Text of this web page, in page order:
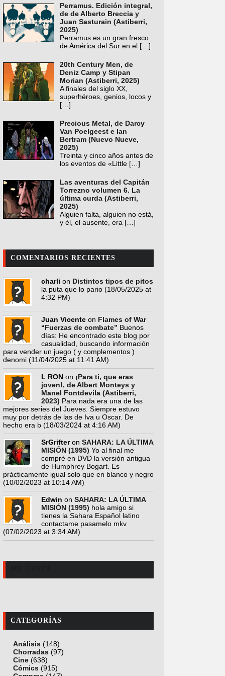
Perramus. Edición integral,
de de Alberto Breccia y
Juan Sasturain (Astiberri,
2025)
Perramus es un gran fresco
de América del Sur en el […]
20th Century Men, de
Deniz Camp y Stipan
Morian (Astiberri, 2025)
A finales del siglo XX,
superhéroes, genios, locos y
[…]
Precious Metal, de Darcy
Van Poelgeest e Ian
Bertram (Nuevo Nueve,
2025)
Treinta y cinco años antes de
los eventos de «Little […]
Las aventuras del Capitán
Torrezno volumen 6. La
última curda (Astiberri,
2025)
Alguien falta, alguien no está,
y él, el ausente, era […]
COMENTARIOS RECIENTES
charli on Distintos tipos de pitos
la puta que lo pario (18/05/2025 at
4:32 PM)
Juan Vicente on Flames of War
“Fuerzas de combate” Buenos
días: He encontrado este blog por
casualidad, buscando información
para vender un juego ( y complementos )
denomi (11/04/2025 at 11:41 AM)
L RON on ¡Para ti, que eras
joven!, de Albert Monteys y
Manel Fontdevila (Astiberri,
2023) Para nada era una de las
mejores series del Jueves. Siempre estuvo
muy por detrás de las de Iva u Oscar. De
hecho era b (18/03/2024 at 4:16 AM)
SrGrifteron SAHARA: LA ÚLTIMA
MISIÓN (1995) Yo al final me
compré en DVD la versión antigua
de Humphrey Bogart. Es
prácticamente igual solo que en blanco y negro
(10/02/2023 at 10:14 AM)
Edwin on SAHARA: LA ÚLTIMA
MISIÓN (1995) hola amigo si
tienes la Sahara Español latino
contactame pasamelo mkv
(07/02/2023 at 3:34 AM)
CATEGORÍAS
Análisis (148)
Chorradas (97)
Cine (638)
Cómics (915)